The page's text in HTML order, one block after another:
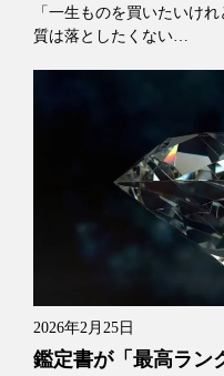
「一生ものを買いたいけ
質は落としたくない…
2026年2月25日
鑑定書が「最高ラン